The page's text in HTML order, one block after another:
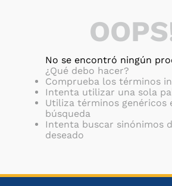
No se encontró ningún
¿Qué debo hacer?
Comprueba los términos
Intenta utilizar una sola
Utiliza términos genéricos
búsqueda
Intenta buscar sinónimos
deseado